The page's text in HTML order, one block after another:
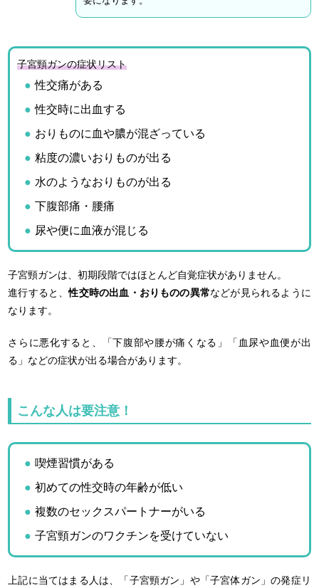
子宮頸ガンの症状リスト
性交痛がある
性交時に出血する
おりものに血や膿が混ざっている
粘度の濃いおりものが出る
水のようなおりものが出る
下腹部痛・腰痛
尿や便に血液が混じる
子宮頸ガンは、初期段階ではほとんど自覚症状がありません。
進行すると、性交時の出血・おりものの異常などが見られるように
なります。
さらに悪化すると、「下腹部や腰が痛くなる」「血尿や血便が出
る」などの症状が出る場合があります。
こんな人は要注意！
喫煙習慣がある
初めての性交時の年齢が低い
複数のセックスパートナーがいる
子宮頸ガンのワクチンを受けていない
上記に当てはまる人は、「子宮頸ガン」や「子宮体ガン」の発症リ